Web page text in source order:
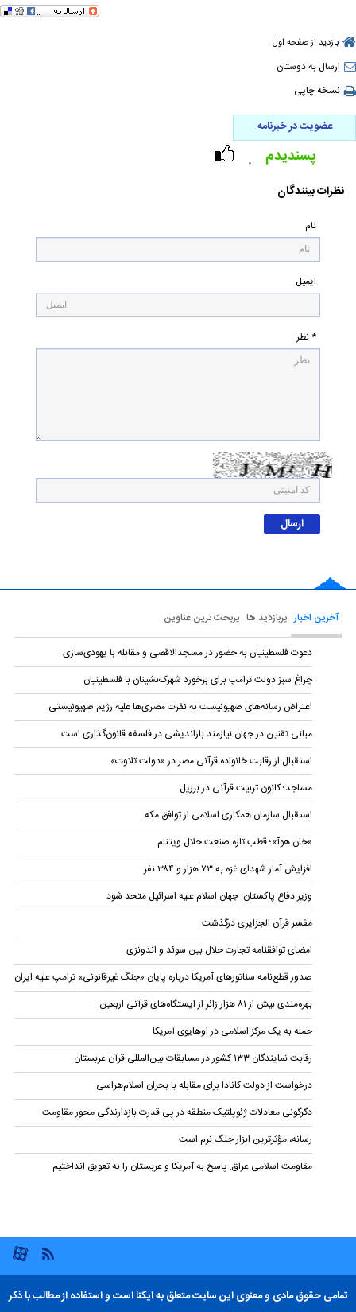
بازدید از صفحه اول
ارسال به دوستان
نسخه چاپی
عضویت در خبرنامه
۰ پسندیدم
نظرات بینندگان
نام
ایمیل
* نظر
آخرین اخبار پربازدید ها پربحث ترین عناوین
دعوت فلسطینیان به حضور در مسجدالاقصی و مقابله با یهودی‌سازی
چراغ سبز دولت ترامپ برای برخورد شهرک‌نشینان با فلسطینیان
اعتراض رسانه‌های صهیونیست به نفرت مصری‌ها علیه رژیم صهیونیستی
مبانی تقنین در جهان نیازمند بازاندیشی در فلسفه قانون‌گذاری است
استقبال از رقابت خانواده قرآنی مصر در «دولت تلاوت»
مساجد؛ کانون تربیت قرآنی در برزیل
استقبال سازمان همکاری اسلامی از توافق مکه
«خان هوآ»؛ قطب تازه صنعت حلال ویتنام
افزایش آمار شهدای غزه به ۷۳ هزار و ۳۸۴ نفر
وزیر دفاع پاکستان: جهان اسلام علیه اسرائیل متحد شود
مفسر قرآن الجزایری درگذشت
امضای توافقنامه تجارت حلال بین سوئد و اندونزی
صدور قطع‌نامه سناتورهای آمریکا درباره پایان «جنگ غیرقانونی» ترامپ علیه ایران
بهره‌مندی بیش از ۸۱ هزار زائر از ایستگاه‌های قرآنی اربعین
حمله به یک مرکز اسلامی در اوهایوی آمریکا
رقابت نمایندگان ۱۳۳ کشور در مسابقات بین‌المللی قرآن عربستان
درخواست از دولت کانادا برای مقابله با بحران اسلام‌هراسی
دگرگونی معادلات ژئوپلتیک منطقه در پی قدرت بازدارندگی محور مقاومت
رسانه، مؤثرترین ابزار جنگ نرم است
مقاومت اسلامی عراق: پاسخ به آمریکا و عربستان را به تعویق انداختیم
تمامی حقوق مادی و معنوی این سایت متعلق به ایکنا است و استفاده از مطالب با ذکر